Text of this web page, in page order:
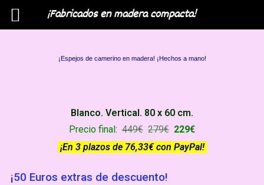
¡Espejos de camerino en madera! ¡Hechos a mano!
Blanco. Vertical. 80 x 60 cm.
Precio final: 449€ 279€ 229€
¡En 3 plazos de 76,33€ con PayPal!
¡50 Euros extras de descuento!
¡Fabricados en madera compacta!